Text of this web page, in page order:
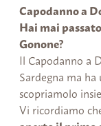
Capodanno a
Hai mai
Gonone?
Il Capodanno a
Sardegna ma
scopriamolo
Vi ricordiamo